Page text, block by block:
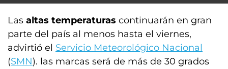
Las altas temperaturas continuarán en gran
parte del país al menos hasta el viernes,
advirtió el Servicio Meteorológico Nacional
(SMN). las marcas será de más de 30 grados